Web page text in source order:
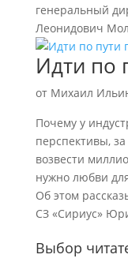
генеральный
Леонидович
Идти по
от Михаил
Почему у
перспективы,
возвести
нужно любви
Об этом
СЗ «Сириус»
Выбор